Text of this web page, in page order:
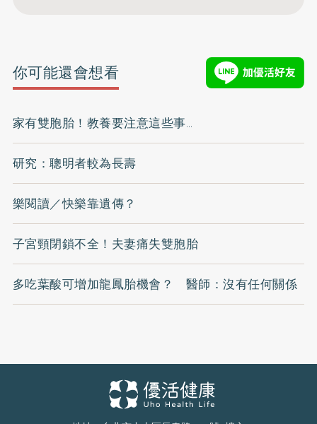
你可能還會想看
家有雙胞胎！教養要注意這些事…
研究：聰明者較為長壽
樂閱讀／快樂靠遺傳？
子宮頸閉鎖不全！夫妻痛失雙胞胎
多吃葉酸可增加龍鳳胎機會？ 醫師：沒有任何關係